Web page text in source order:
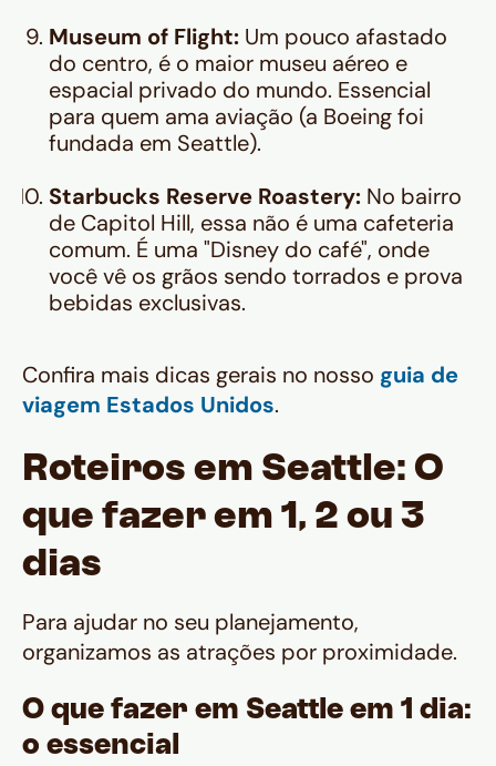
Museum of Flight: Um pouco afastado
do centro, é o maior museu aéreo e
espacial privado do mundo. Essencial
para quem ama aviação (a Boeing foi
fundada em Seattle).
Starbucks Reserve Roastery: No bairro
de Capitol Hill, essa não é uma cafeteria
comum. É uma "Disney do café", onde
você vê os grãos sendo torrados e prova
bebidas exclusivas.
Confira mais dicas gerais no nosso guia de
viagem Estados Unidos.
Roteiros em Seattle: O
que fazer em 1, 2 ou 3
dias
Para ajudar no seu planejamento,
organizamos as atrações por proximidade.
O que fazer em Seattle em 1 dia:
o essencial